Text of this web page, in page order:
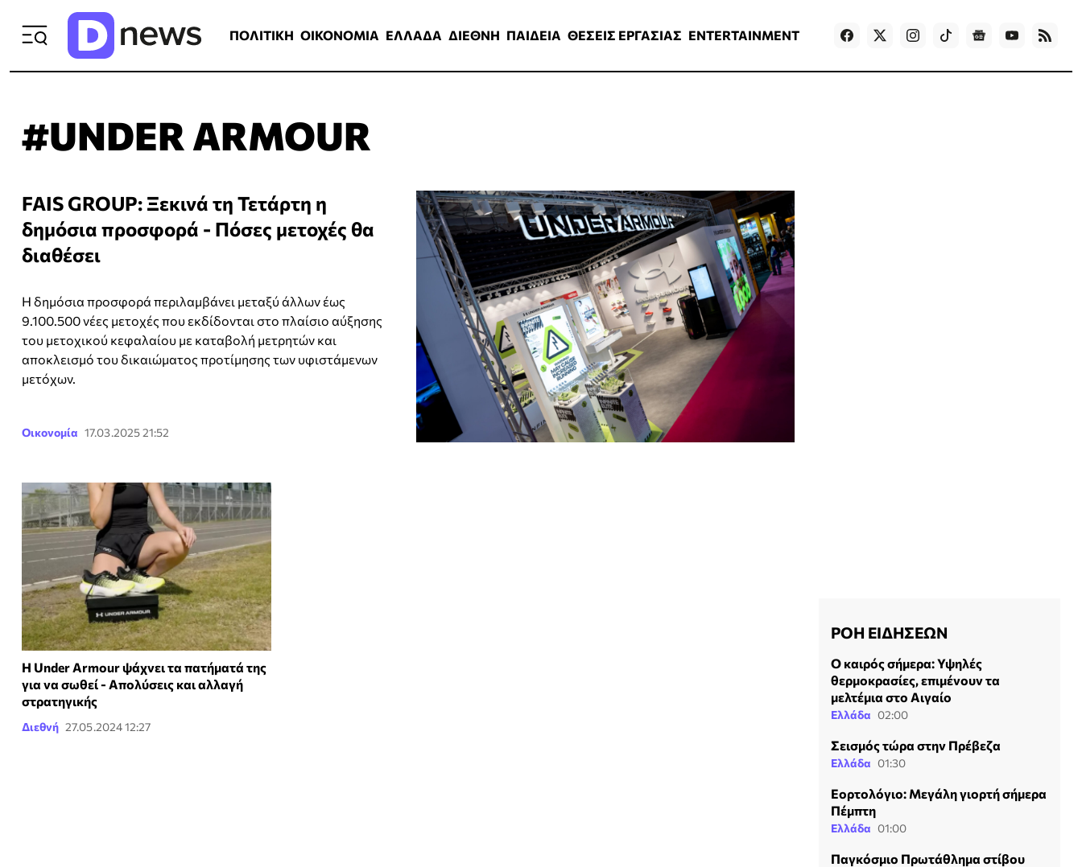
ΠΟΛΙΤΙΚΗ ΟΙΚΟΝΟΜΙΑ ΕΛΛΑΔΑ ΔΙΕΘΝΗ ΠΑΙΔΕΙΑ ΘΕΣΕΙΣ ΕΡΓΑΣΙΑΣ ENTERTAINMENT Games
#UNDER ARMOUR
FAIS GROUP: Ξεκινά τη Τετάρτη η
δημόσια προσφορά - Πόσες μετοχές θα
διαθέσει
Η δημόσια προσφορά περιλαμβάνει μεταξύ άλλων έως
9.100.500 νέες μετοχές που εκδίδονται στο πλαίσιο αύξησης
του μετοχικού κεφαλαίου με καταβολή μετρητών και
αποκλεισμό του δικαιώματος προτίμησης των υφιστάμενων
μετόχων.
Οικονομία 17.03.2025 21:52
Η Under Armour ψάχνει τα πατήματά της
για να σωθεί - Απολύσεις και αλλαγή
στρατηγικής
Διεθνή 27.05.2024 12:27
ΡΟΗ ΕΙΔΗΣΕΩΝ
Ο καιρός σήμερα: Υψηλές
θερμοκρασίες, επιμένουν τα
μελτέμια στο Αιγαίο
Ελλάδα 02:00
Σεισμός τώρα στην Πρέβεζα
Ελλάδα 01:30
Εορτολόγιο: Μεγάλη γιορτή σήμερα
Πέμπτη
Ελλάδα 01:00
Παγκόσμιο Πρωτάθλημα στίβου